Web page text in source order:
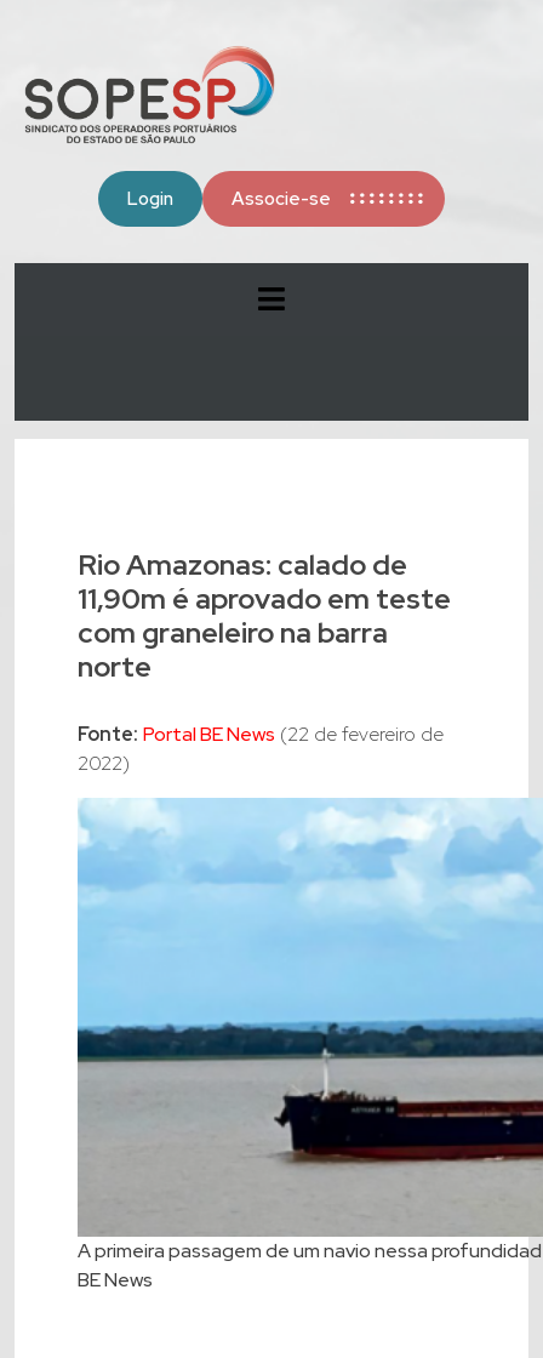
Login Associe-se
Rio Amazonas: calado de
11,90m é aprovado em teste
com graneleiro na barra
norte
Fonte: Portal BE News (22 de fevereiro de
2022)
A primeira passagem de um navio nessa
BE News